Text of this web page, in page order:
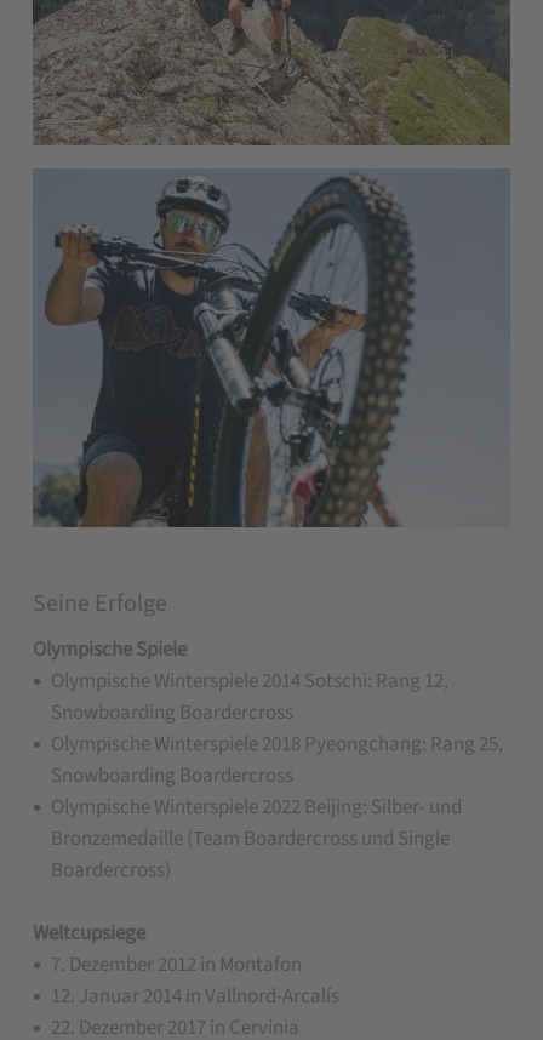
Seine Erfolge
Olympische Spiele
Olympische Winterspiele 2014 Sotschi: Rang 12,
Snowboarding Boardercross
Olympische Winterspiele 2018 Pyeongchang: Rang 25,
Snowboarding Boardercross
Olympische Winterspiele 2022 Beijing: Silber- und
Bronzemedaille (Team Boardercross und Single
Boardercross)
Weltcupsiege
7. Dezember 2012 in Montafon
12. Januar 2014 in Vallnord-Arcalís
22. Dezember 2017 in Cervinia